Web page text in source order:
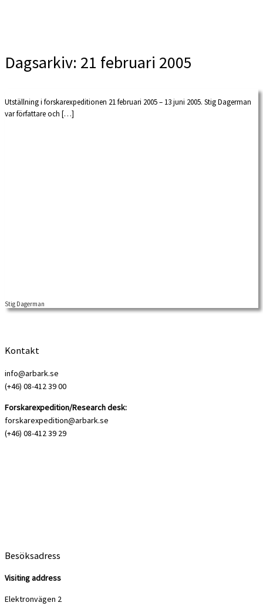
Dagsarkiv: 21 februari 2005
Utställning i forskarexpeditionen 21 februari 2005 – 13 juni 2005. Stig Dagerman
var författare och […]
Stig Dagerman
Kontakt
info@arbark.se
(+46) 08-412 39 00
Forskarexpedition/Research desk:
forskarexpedition@arbark.se
(+46) 08-412 39 29
Besöksadress
Visiting address
Elektronvägen 2